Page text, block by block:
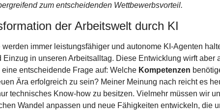
zum entscheidenden Wettbewerbsvorteil.
der Arbeitswelt durch KI
werden immer leistungsfähiger und autonome KI-Agenten
Einzug in unseren Arbeitsalltag. Diese Entwicklung wirft aber
entscheidende Frage auf: Welche Kompetenzen
Ära erfolgreich zu sein? Meiner Meinung nach reicht es
technisches Know-how zu besitzen. Vielmehr müssen wir
Wandel anpassen und neue Fähigkeiten entwickeln, die